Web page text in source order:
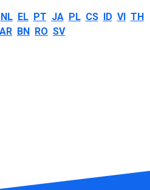
NL EL PT JA PL CS ID VI TH
AR BN RO SV